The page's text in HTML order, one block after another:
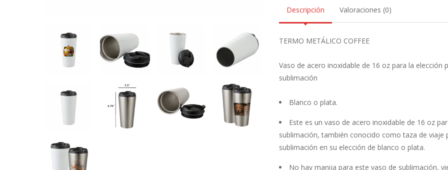
Descripción Valoraciones (0)
TERMO METÁLICO COFFEE
Vaso de acero inoxidable de 16 oz para la elección
sublimación
Blanco o plata.
Este es un vaso de acero inoxidable de 16 oz
sublimación, también conocido como taza de viaje
sublimación en su elección de blanco o plata.
No hay manija para este vaso de sublimación,